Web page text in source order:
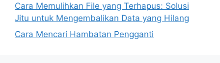
Cara Memulihkan File yang Terhapus: Solusi
Jitu untuk Mengembalikan Data yang Hilang
Cara Mencari Hambatan Pengganti